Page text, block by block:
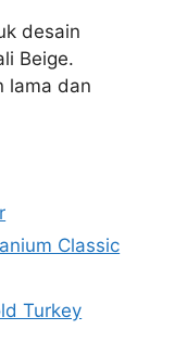
desain
Beige.
lama dan
Classic
Turkey